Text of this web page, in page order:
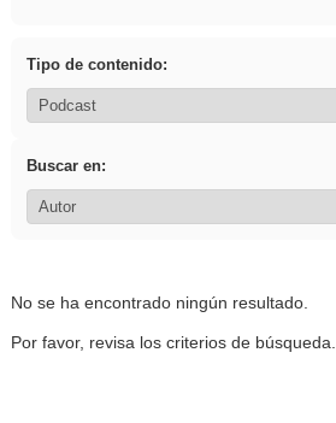
Tipo de contenido:
Buscar en:
No se ha encontrado ningún resultado.
Por favor, revisa los criterios de búsqueda.